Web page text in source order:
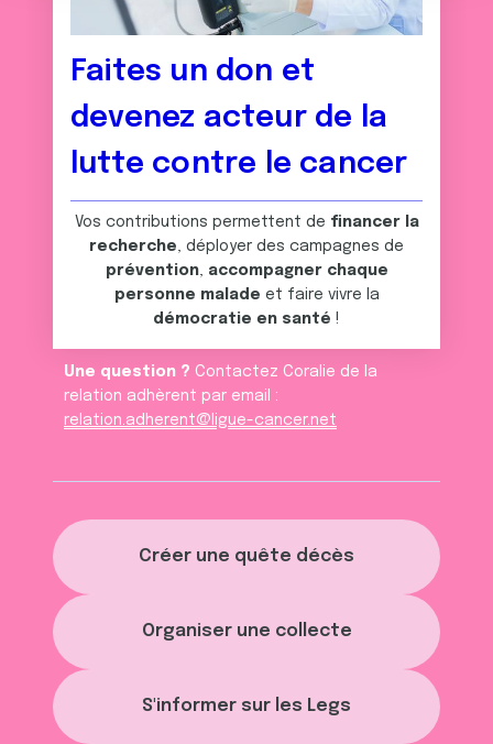
notre site avec nos partenaires de médias sociaux, de
publicité et d'analyse, qui peuvent combiner celles-ci
avec d'autres informations que vous leur avez fournies
ou qu'ils ont collectées lors de votre utilisation de leurs
services.
Créer une quête décès
Organiser une collecte
S'informer sur les Legs
Faites un don et
devenez acteur de la
lutte contre le cancer
Vos contributions permettent de financer la
recherche, déployer des campagnes de
prévention, accompagner chaque
personne malade et faire vivre la
démocratie en santé !
Une question ? Contactez Coralie de la
relation adhèrent par email :
relation.adherent@ligue-cancer.net